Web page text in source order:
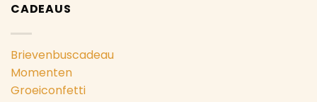
CADEAUS
Brievenbuscadeau
Momenten
Groeiconfetti